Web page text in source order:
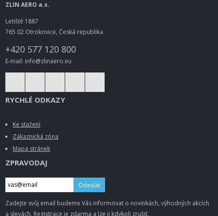
ZLIN AERO a.s.
Letiště 1887
765 02 Otrokovice, Česká republika
+420 577 120 800
E-mail: info@zlinaero.eu
RYCHLÉ ODKAZY
Ke stažení
Zákaznická zóna
Mapa stránek
ZPRAVODAJ
Odeslat
Zadejte svůj email budeme Vás informovat o novinkách, výhodných akcích
a slevách. Registrace je zdarma a lze ji kdykoli zrušit.